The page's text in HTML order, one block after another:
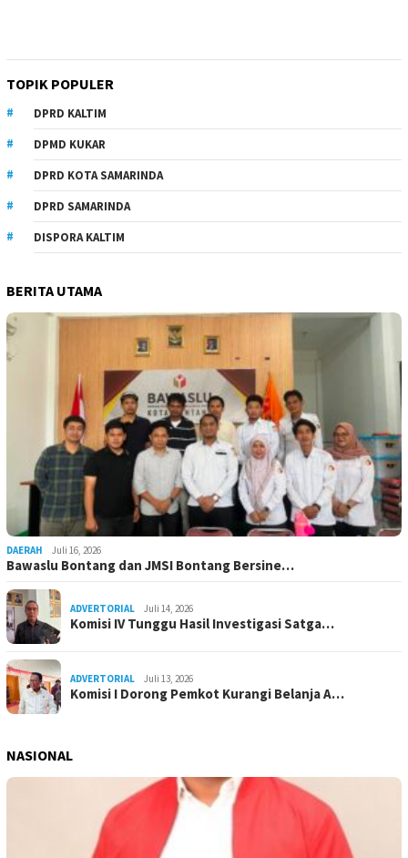
TOPIK POPULER
DPRD KALTIM
DPMD KUKAR
DPRD KOTA SAMARINDA
DPRD SAMARINDA
DISPORA KALTIM
BERITA UTAMA
DAERAH Juli 16, 2026
Bawaslu Bontang dan JMSI Bontang Bersine…
ADVERTORIAL Juli 14, 2026
Komisi IV Tunggu Hasil Investigasi Satga…
ADVERTORIAL Juli 13, 2026
Komisi I Dorong Pemkot Kurangi Belanja A…
NASIONAL